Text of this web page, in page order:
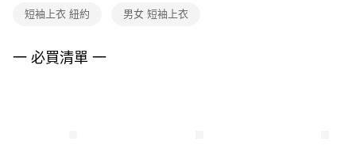
３．未成年的使用者請事先徵得法定代理人或監護人之同意方可使用
４．使用「AFTEE先享後付」時，將依據個別帳號之用戶狀況，依本公司即
短袖上衣 紐約 男女 短袖上衣
一 必買清單 一